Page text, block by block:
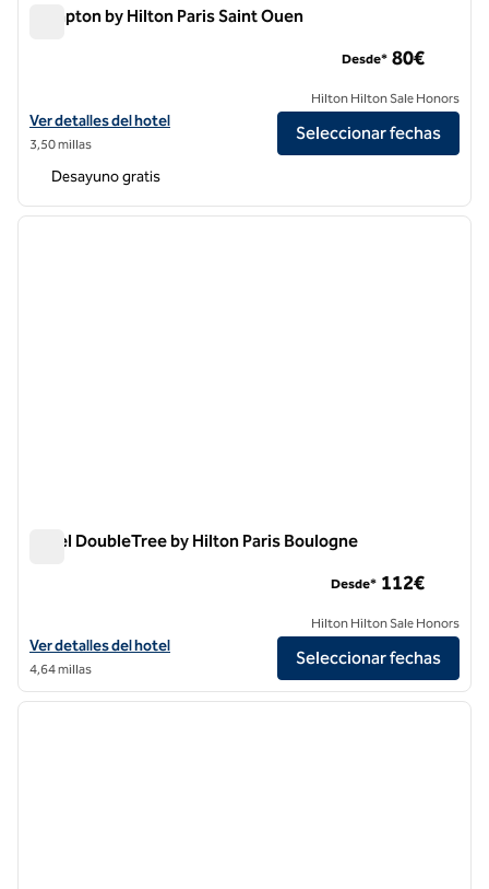
Hampton by Hilton Paris Saint Ouen
Ver detalles del hotel Hampton by Hilton Paris Saint Ouen
Ver detalles del hotel
3,50 millas
Desde* 80€
Hilton Hilton Sale Honors
Seleccionar fechas
Desayuno gratis
1 de 12
Hotel DoubleTree by Hilton Paris Boulogne
Ver detalles del hotel DoubleTree by Hilton Paris Boulogne
Ver detalles del hotel
4,64 millas
Desde* 112€
Hilton Hilton Sale Honors
Seleccionar fechas
1/12
1 de 12